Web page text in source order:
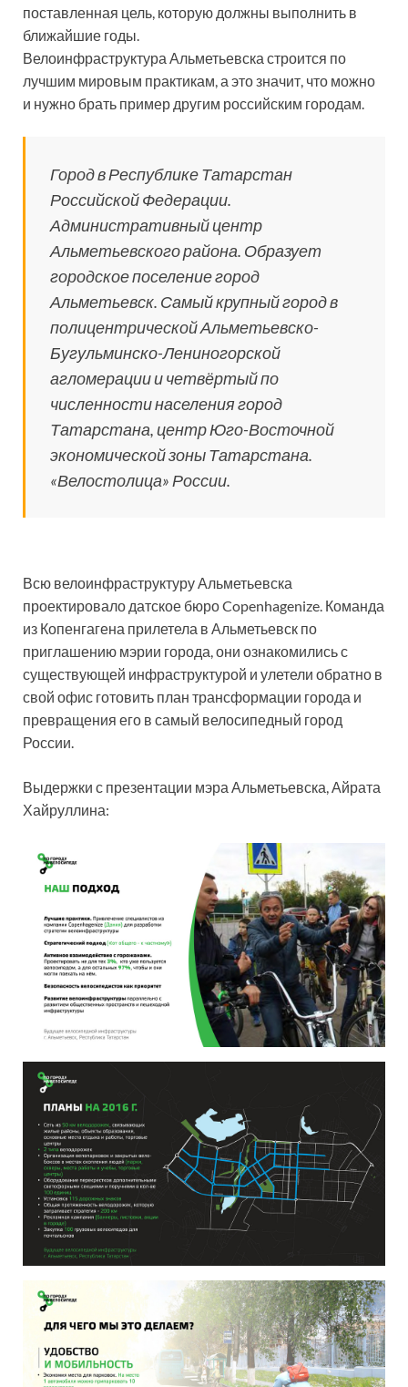
поставленная цель, которую должны выполнить в
ближайшие годы.
Велоинфраструктура Альметьевска строится по
лучшим мировым практикам, а это значит, что можно
и нужно брать пример другим российским городам.
Город в Республике Татарстан
Российской Федерации.
Административный центр
Альметьевского района. Образует
городское поселение город
Альметьевск. Самый крупный город в
полицентрической Альметьевско-
Бугульминско-Лениногорской
агломерации и четвёртый по
численности населения город
Татарстана, центр Юго-Восточной
экономической зоны Татарстана.
«Велостолица» России.
Всю велоинфраструктуру Альметьевска
проектировало датское бюро Copenhagenize. Команда
из Копенгагена прилетела в Альметьевск по
приглашению мэрии города, они ознакомились с
существующей инфраструктурой и улетели обратно в
свой офис готовить план трансформации города и
превращения его в самый велосипедный город
России.
Выдержки с презентации мэра Альметьевска, Айрата
Хайруллина: